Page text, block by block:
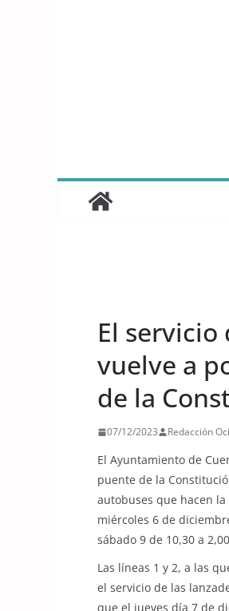
El servicio
vuelve a
de la
07/12/2023 Redacción
El Ayuntamiento de
puente de la
autobuses que hacen
miércoles 6 de
sábado 9 de 10,30 a
Las líneas 1 y 2, a las
el servicio de las
que el jueves día 7 de